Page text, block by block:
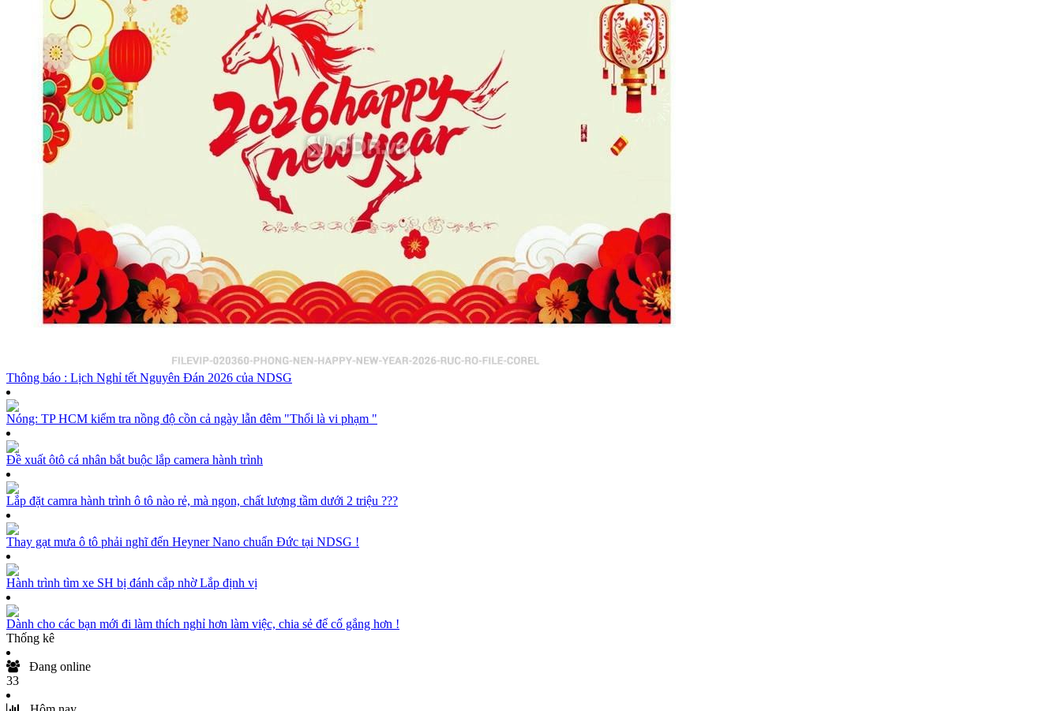
Thông báo : Lịch Nghỉ tết Nguyên Đán 2026 của NDSG
Nóng: TP HCM kiểm tra nồng độ cồn cả ngày lẫn đêm "Thổi là vi phạm "
Đề xuất ôtô cá nhân bắt buộc lắp camera hành trình
Lắp đặt camra hành trình ô tô nào rẻ, mà ngon, chất lượng tầm dưới 2 triệu ???
Thay gạt mưa ô tô phải nghĩ đến Heyner Nano chuẩn Đức tại NDSG !
Hành trình tìm xe SH bị đánh cắp nhờ Lắp định vị
Dành cho các bạn mới đi làm thích nghỉ hơn làm việc, chia sẻ để cố gắng hơn !
Thống kê
Đang online
33